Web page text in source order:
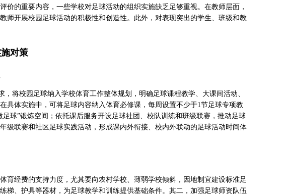
的重要内容，一些学校对足球活动的组织实施缺乏足够重视。在教师层面，
开展校园足球活动的积极性和创造性。此外，对表现突出的学生、班级和教
对策
将校园足球纳入学校体育工作整体规划，明确足球课程教学、大课间活动、
体实施中，可将足球内容纳入体育必修课，每周设置不少于1节足球专项教
球”锻炼空间；依托课后服务开设足球社团、校队训练和班级联赛，推动足球
级联赛和社区足球实践活动，形成课内外衔接、校内外联动的足球活动时间体
育经费的支持力度，尤其要向农村学校、薄弱学校倾斜，因地制宜建设标准足
、护具等器材，为足球教学和训练提供基础条件。其二，加强足球师资队伍